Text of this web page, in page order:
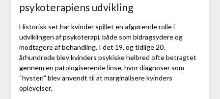
psykoterapiens udvikling
Historisk set har kvinder spillet en afgørende rolle i
udviklingen af psykoterapi, både som bidragsydere og
modtagere af behandling. I det 19. og tidlige 20.
århundrede blev kvinders psykiske helbred ofte betragtet
gennem en patologiserende linse, hvor diagnoser som
“hysteri” blev anvendt til at marginalisere kvinders
oplevelser.